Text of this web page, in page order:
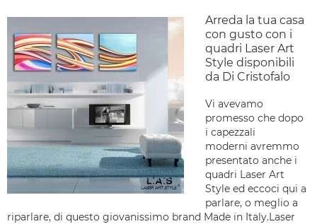
Arreda la tua casa
con gusto con i
quadri Laser Art
Style disponibili
da Di Cristofalo
Vi avevamo
promesso che dopo
i capezzali
moderni avremmo
presentato anche i
quadri Laser Art
Style ed eccoci qui a
parlare, o meglio a
riparlare, di questo giovanissimo brand Made in Italy.Laser